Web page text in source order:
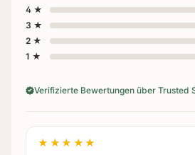
4 ★
3 ★
2 ★
1 ★
Verifizierte Bewertungen über Trusted
★★★★★